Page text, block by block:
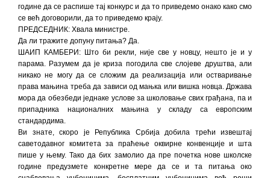
године да се распише тај конкурс и да то приведемо онако како смо
се већ договорили, да то приведемо крају.
ПРЕДСЕДНИК: Хвала министре.
Да ли тражите допуну питања? Да.
ШАИП КАМБЕРИ: Што би рекли, није све у новцу, нешто је и у
парама. Разумем да је криза погодила све слојеве друштва, али
никако не могу да се сложим да реализација или остваривање
права мањина треба да зависи од мањка или вишка новца. Држава
мора да обезбеди једнаке услове за школовање свих грађана, па и
припадника националних мањина у складу са европским
стандардима.
Ви знате, скоро је Република Србија добила трећи извештај
саветодавног комитета за праћење оквирне конвенције и шта
пише у њему. Тако да бих замолио да пре почетка нове школске
године предузмете конкретне мере да се и та питања око